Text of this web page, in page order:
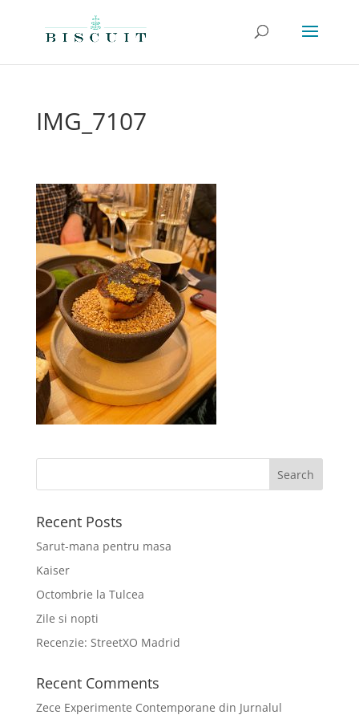
IMG_7107
Recent Posts
Sarut-mana pentru masa
Kaiser
Octombrie la Tulcea
Zile si nopti
Recenzie: StreetXO Madrid
Recent Comments
Zece Experimente Contemporane din Jurnalul